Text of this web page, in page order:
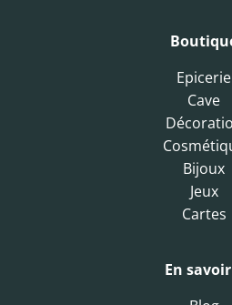
Epicerie
Cave
Bijoux
Jeux
Cartes
En